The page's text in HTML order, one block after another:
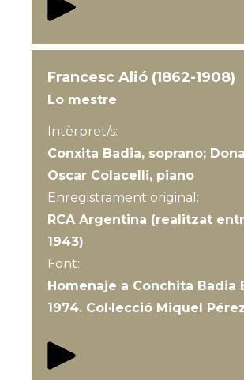
Francesc Alió (1862-1908)
Lo mestre
Intèrpret/s:
Conxita Badia, soprano;
Oscar Colacelli, piano
Enregistrament original:
RCA Argentina (realitzat
1943)
Font:
Homenaje a Conchita Badia
1974. Col·lecció Miquel